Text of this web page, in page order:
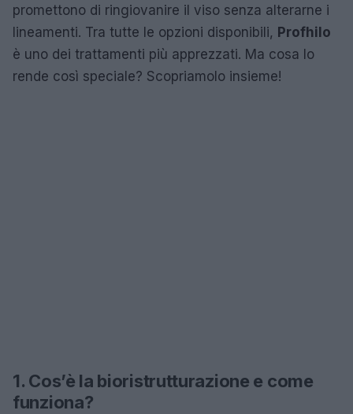
promettono di ringiovanire il viso senza alterarne i
lineamenti. Tra tutte le opzioni disponibili, Profhilo
è uno dei trattamenti più apprezzati. Ma cosa lo
rende così speciale? Scopriamolo insieme!
1. Cos’è la bioristrutturazione e come
funziona?